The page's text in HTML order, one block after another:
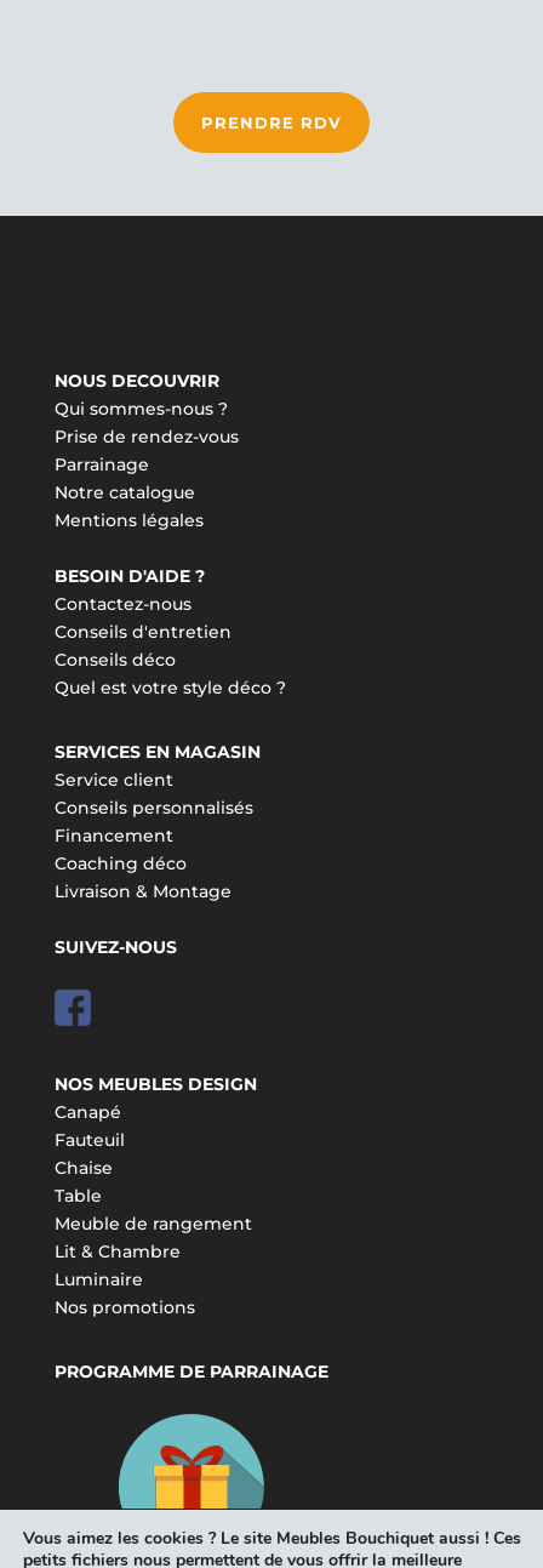
PRENDRE RDV
NOUS DECOUVRIR
Qui sommes-nous ?
Prise de rendez-vous
Parrainage
Notre catalogue
Mentions légales
BESOIN D'AIDE ?
Contactez-nous
Conseils d'entretien
Conseils déco
Quel est votre style déco ?
SERVICES EN MAGASIN
Service client
Conseils personnalisés
Financement
Coaching déco
Livraison & Montage
SUIVEZ-NOUS
NOS MEUBLES DESIGN
Canapé
Fauteuil
Chaise
Table
Meuble de rangement
Lit & Chambre
Luminaire
Nos promotions
PROGRAMME DE PARRAINAGE
Vous aimez les cookies ? Le site Meubles Bouchiquet aussi ! Ces
petits fichiers nous permettent de vous offrir la meilleure